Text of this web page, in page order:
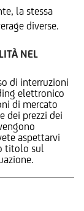
la stessa
diverse.
NEL
di interruzioni
elettronico
di mercato
dei prezzi dei
aspettarvi
titolo sul